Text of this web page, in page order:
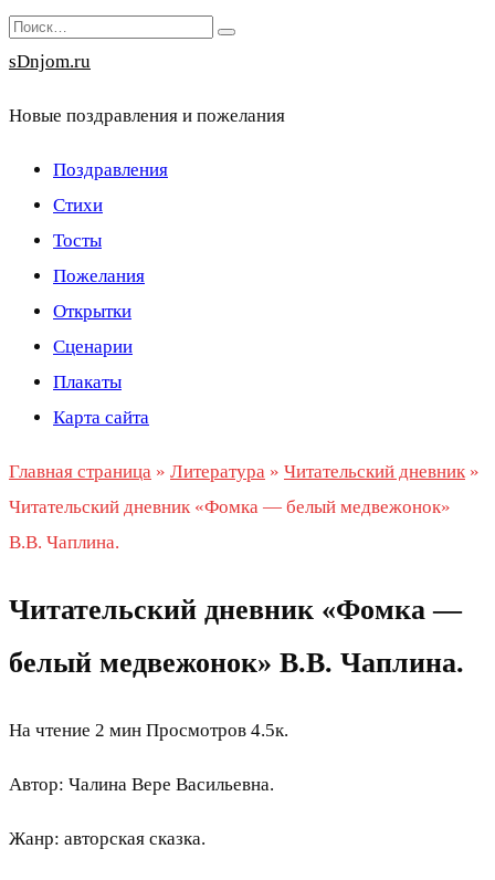
Перейти
к
Search
for:
sDnjom.ru
Новые поздравления и пожелания
Поздравления
Стихи
Тосты
Пожелания
Открытки
Сценарии
Плакаты
Карта сайта
Главная страница » Литература » Читательский дневник »
Читательский дневник «Фомка — белый медвежонок»
В.В. Чаплина.
Читательский дневник «Фомка —
белый медвежонок» В.В. Чаплина.
На чтение 2 мин Просмотров 4.5к.
Автор: Чалина Вере Васильевна.
Жанр: авторская сказка.